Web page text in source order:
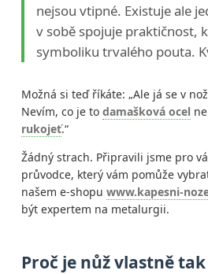
nejsou vtipné. Existuje ale
v sobě spojuje praktičnost,
symboliku trvalého pouta.
Možná si teď říkáte: „Ale já se v
Nevím, co je to damašková ocel
rukojeť.“
Žádný strach. Připravili jsme pro
průvodce, který vám pomůže
našem e-shopu www.kapesni-
být expertem na metalurgii.
Proč je nůž vlastně